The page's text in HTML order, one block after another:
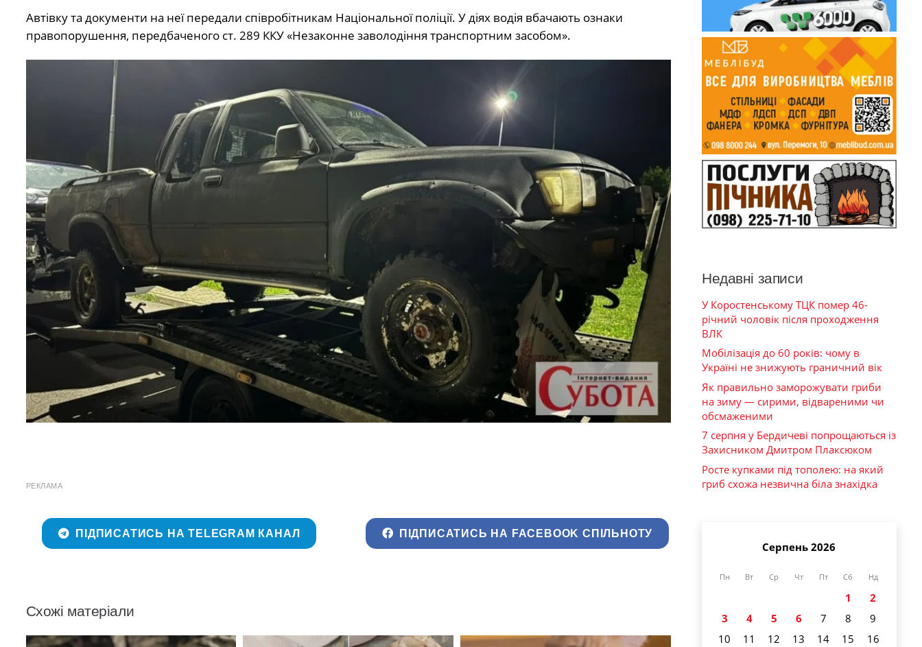
Автівку та документи на неї передали співробітникам Національної поліції. У діях водія вбачають ознаки
правопорушення, передбаченого ст. 289 ККУ «Незаконне заволодіння транспортним засобом».
РЕКЛАМА
ПІДПИСАТИСЬ НА TELEGRAM КАНАЛ ПІДПИСАТИСЬ НА FACEBOOK СПІЛЬНОТУ
Схожі матеріали
Недавні записи
У Коростенському ТЦК помер 46-
річний чоловік після проходження
ВЛК
Мобілізація до 60 років: чому в
Україні не знижують граничний вік
Як правильно заморожувати гриби
на зиму — сирими, відвареними чи
обсмаженими
7 серпня у Бердичеві попрощаються із
Захисником Дмитром Плаксюком
Росте купками під тополею: на який
гриб схожа незвична біла знахідка
Серпень 2026
Пн Вт Ср Чт Пт Сб Нд
1
2
3
4 5 6 7 8
9
10
11 12 13 14 15
16